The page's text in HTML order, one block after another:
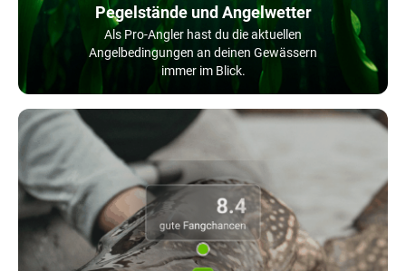
Pegelstände und Angelwetter
Als Pro-Angler hast du die aktuellen
Angelbedingungen an deinen Gewässern
immer im Blick.